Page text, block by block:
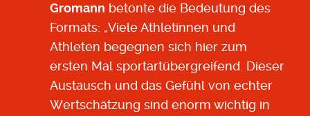
Gromann betonte die Bedeutung des
Formats: „Viele Athletinnen und
Athleten begegnen sich hier zum
ersten Mal sportartübergreifend. Dieser
Austausch und das Gefühl von echter
Wertschätzung sind enorm wichtig in